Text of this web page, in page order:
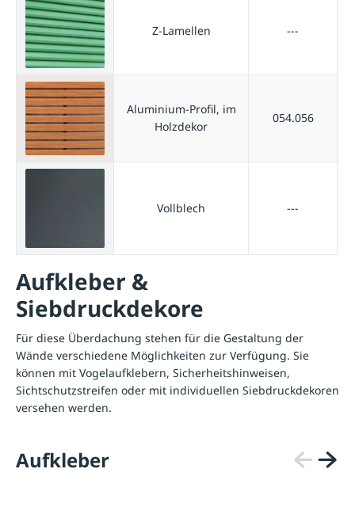
Z-Lamellen ---
Aluminium-Profil, im
Holzdekor
054.056
Vollblech ---
Aufkleber &
Siebdruckdekore
Für diese Überdachung stehen für die Gestaltung der
Wände verschiedene Möglichkeiten zur Verfügung. Sie
können mit Vogelaufklebern, Sicherheitshinweisen,
Sichtschutzstreifen oder mit individuellen Siebdruckdekoren
versehen werden.
Aufkleber